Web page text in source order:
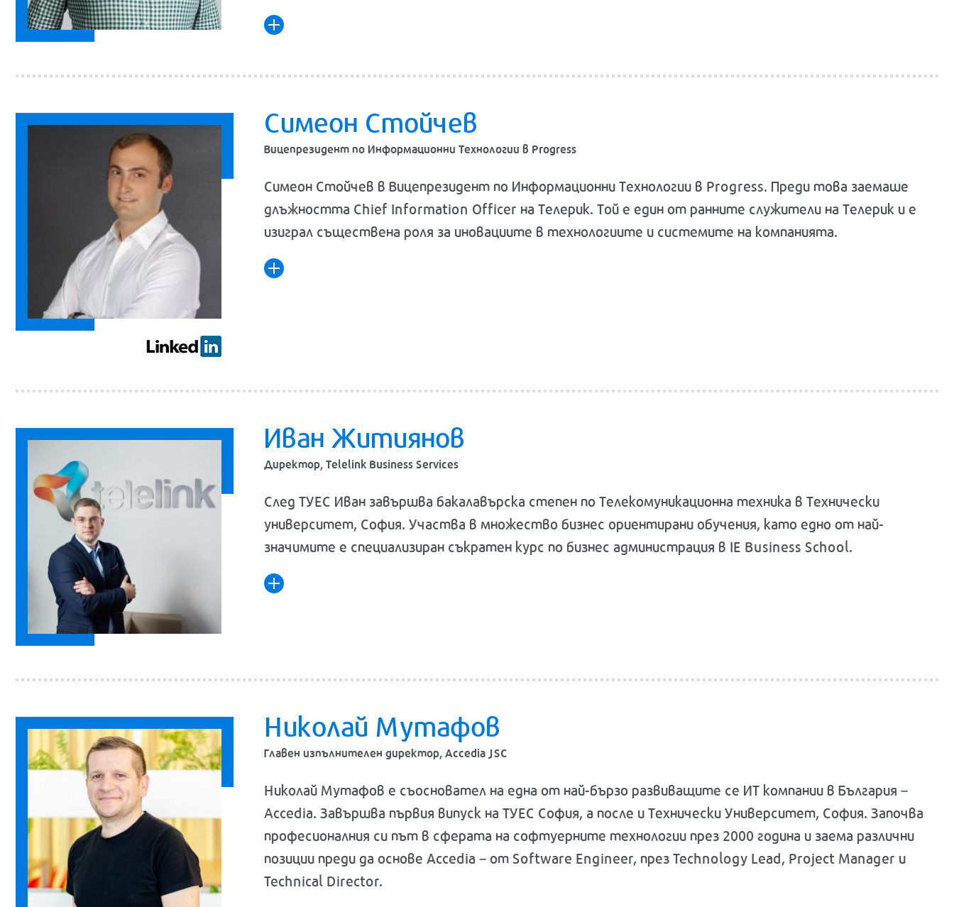
Симеон Стойчев
Вицепрезидент по Информационни Технологии в Progress
Симеон Стойчев в Вицепрезидент по Информационни Технологии в Progress. Преди това заемаше
длъжността Chief Information Officer на Телерик. Той е един от ранните служители на Телерик и е
изиграл съществена роля за иновациите в технологиите и системите на компанията.
Иван Житиянов
Директор, Telelink Business Services
След ТУЕС Иван завършва бакалавърска степен по Телекомуникационна техника в Технически
университет, София. Участва в множество бизнес ориентирани обучения, като едно от най-
значимите е специализиран съкратен курс по бизнес администрация в IE Business School.
Николай Мутафов
Главен изпълнителен директор, Accedia JSC
Николай Мутафов е съосновател на една от най-бързо развиващите се ИТ компании в България –
Аccedia. Завършва първия випуск на ТУЕС София, а после и Технически Университет, София. Започва
професионалния си път в сферата на софтуерните технологии през 2000 година и заема различни
позиции преди да основе Accedia – от Software Engineer, през Technology Lead, Project Manager и
Technical Director.